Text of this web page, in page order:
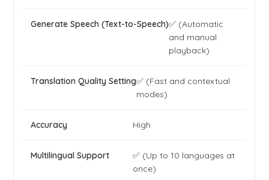
✅ (Automatic
and manual
playback)
✅ (Fast and contextual
modes)
High
✅ (Up to 10 languages at
once)